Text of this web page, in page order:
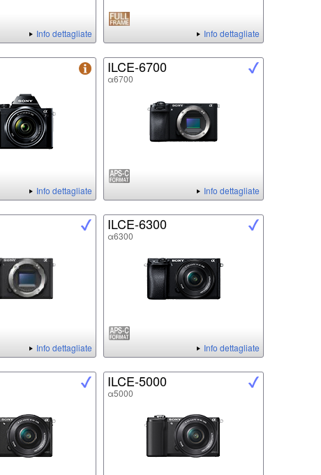
Info dettagliate Info dettagliate
Info dettagliate
ILCE-6700
α6700
Info dettagliate
Info dettagliate
ILCE-6300
α6300
Info dettagliate
ILCE-5000
α5000